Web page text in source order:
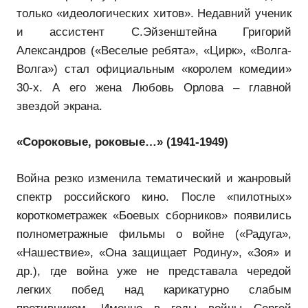
только «идеологических хитов». Недавний ученик
и ассистент С.Эйзенштейна Григорий
Александров («Веселые ребята», «Цирк», «Волга-
Волга») стал официальным «королем комедии»
30-х. А его жена Любовь Орлова – главной
звездой экрана.
«Сороковые, роковые…» (1941-1949)
Война резко изменила тематический и жанровый
спектр российского кино. После «пилотных»
короткометражек «Боевых сборников» появились
полнометражные фильмы о войне («Радуга»,
«Нашествие», «Она защищает Родину», «Зоя» и
др.), где война уже не представала чередой
легких побед над карикатурно слабым